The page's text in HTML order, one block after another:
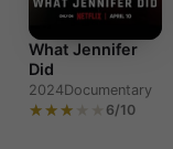
What Jennifer
Did
2024Documentary
6/10